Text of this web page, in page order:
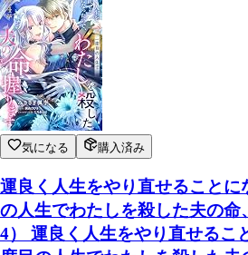
気になる 購入済み
運良く人生をやり直せることに
の人生でわたしを殺した夫の命
4） 運良く人生をやり直せるこ